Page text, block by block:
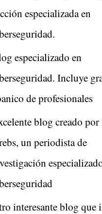
especializada en
especializado en
Incluye
de profesionales
blog creado
un periodista de
interesante blog que